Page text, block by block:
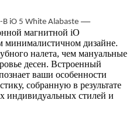
B iO 5 White Alabaste —
магнитной iO
минималистичном дизайне.
налета, чем мануальные
десен. Встроенный
ваши особенности
собранную в результате
индивидуальных стилей и